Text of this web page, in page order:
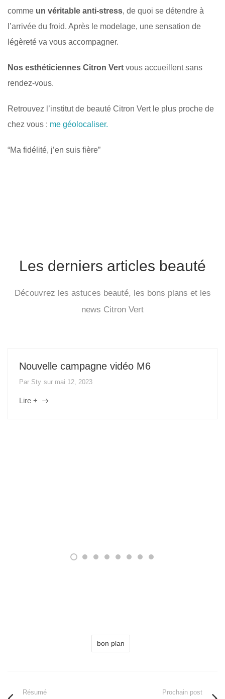
comme un véritable anti-stress, de quoi se détendre à
l’arrivée du froid. Après le modelage, une sensation de
légèreté va vous accompagner.
Nos esthéticiennes Citron Vert vous accueillent sans
rendez-vous.
Retrouvez l’institut de beauté Citron Vert le plus proche de
chez vous : me géolocaliser.
“Ma fidélité, j’en suis fière”
Les derniers articles beauté
Découvrez les astuces beauté, les bons plans et les
news Citron Vert
Nouvelle campagne vidéo M6
Par Sty sur mai 12, 2023
Lire +
bon plan
Résumé Prochain post